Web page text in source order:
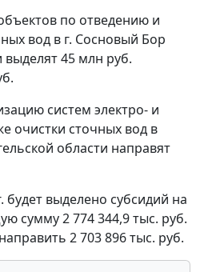
по отведению и
вод в г. Сосновый Бор
выделят 45 млн руб.
систем электро- и
очистки сточных вод в
области направят
будет выделено субсидий на
сумму 2 774 344,9 тыс. руб.
2 703 896 тыс. руб.